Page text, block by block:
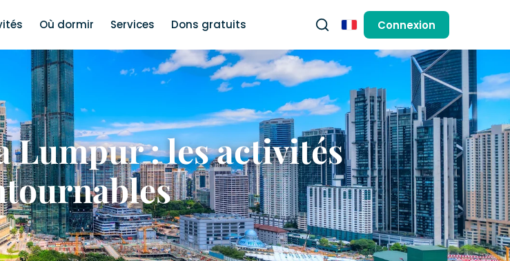
Où dormir Services Dons gratuits FrançaisConnexion
Lumpur : les activités